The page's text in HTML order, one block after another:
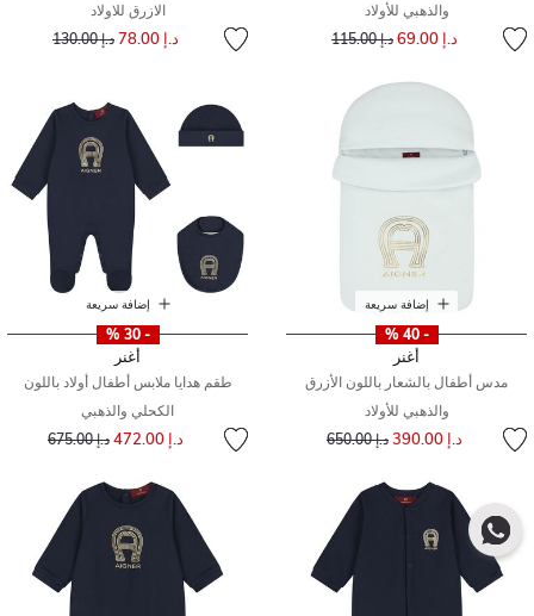
والذهبي للأولاد
د.إ 69.00 سعر مخفض مند.إ 115.00
الازرق للاولاد
د.إ 78.00 سعر مخفض من
د.إ 130.00 إلى
إضافة سريعة
- 40 %
أغنر
مدس أطفال بالشعار باللون الأزرق
والذهبي للأولاد
د.إ 390.00 سعر مخفض مند.إ 650.00
إضافة سريعة
- 30 %
أغنر
طقم هدايا ملابس أطفال أولاد باللون
الكحلي والذهبي
د.إ 472.00 سعر مخفض من
د.إ 675.00 إلى